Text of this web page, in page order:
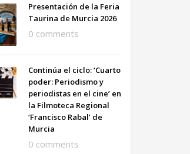
Presentación de la Feria
Taurina de Murcia 2026
0 comments
Continúa el ciclo: ‘Cuarto
poder: Periodismo y
periodistas en el cine’ en
la Filmoteca Regional
‘Francisco Rabal’ de
Murcia
0 comments